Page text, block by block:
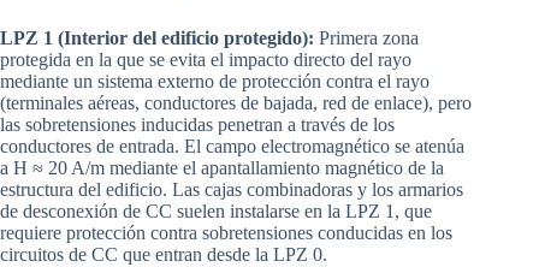
LPZ 1 (Interior del edificio protegido): Primera zona
protegida en la que se evita el impacto directo del rayo
mediante un sistema externo de protección contra el rayo
(terminales aéreas, conductores de bajada, red de enlace), pero
las sobretensiones inducidas penetran a través de los
conductores de entrada. El campo electromagnético se atenúa
a H ≈ 20 A/m mediante el apantallamiento magnético de la
estructura del edificio. Las cajas combinadoras y los armarios
de desconexión de CC suelen instalarse en la LPZ 1, que
requiere protección contra sobretensiones conducidas en los
circuitos de CC que entran desde la LPZ 0.